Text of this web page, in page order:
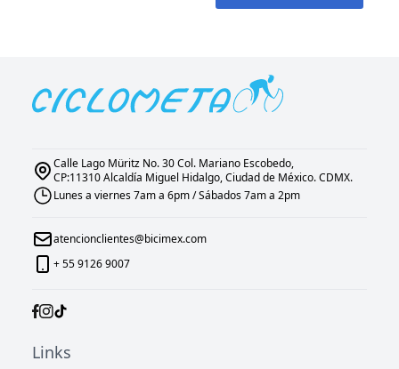
Calle Lago Müritz No. 30 Col. Mariano Escobedo,
CP:11310 Alcaldía Miguel Hidalgo, Ciudad de México. CDMX.
Lunes a viernes 7am a 6pm / Sábados 7am a 2pm
atencionclientes@bicimex.com
+ 55 9126 9007
Links